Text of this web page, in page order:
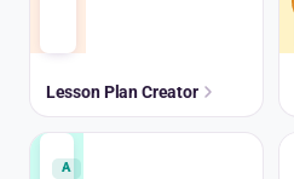
Lesson Plan Creator
A